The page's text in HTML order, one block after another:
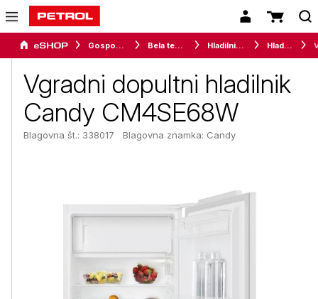
Gospodinjski aparati Bela tehnika Hladilniki in zamrzovalniki Hladilniki
Vgradni dopultni hladilnik
Candy CM4SE68W
Blagovna št.: 338017 Blagovna znamka: Candy